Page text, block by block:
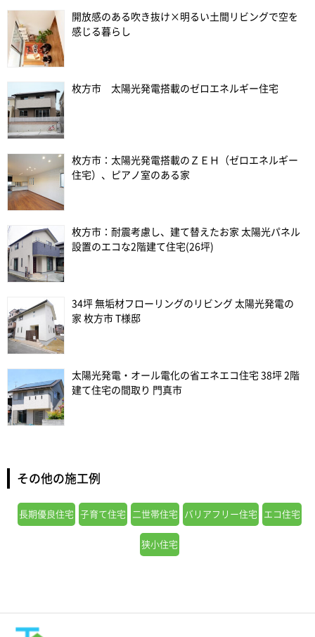
開放感のある吹き抜け×明るい土間リビングで空を
感じる暮らし
枚方市 太陽光発電搭載のゼロエネルギー住宅
枚方市：太陽光発電搭載のＺＥＨ（ゼロエネルギー
住宅）、ピアノ室のある家
枚方市：耐震考慮し、建て替えたお家 太陽光パネル
設置のエコな2階建て住宅(26坪)
34坪 無垢材フローリングのリビング 太陽光発電の
家 枚方市 T様邸
太陽光発電・オール電化の省エネエコ住宅 38坪 2階
建て住宅の間取り 門真市
その他の施工例
長期優良住宅 子育て住宅 二世帯住宅 バリアフリー住宅 エコ住宅
狭小住宅